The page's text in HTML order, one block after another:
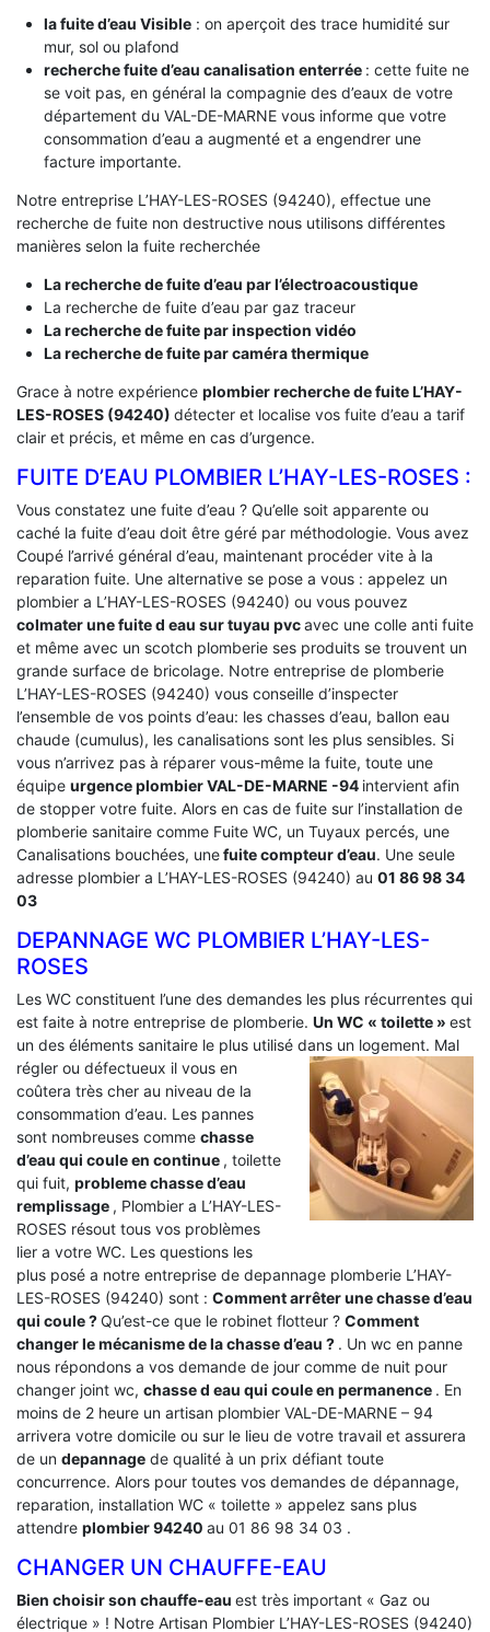
la fuite d’eau Visible: on aperçoit des trace humidité sur
mur, sol ou plafond
recherche fuite d’eau canalisation enterrée : cette fuite ne
se voit pas, en général la compagnie des d’eaux de votre
département du VAL-DE-MARNE vous informe que votre
consommation d’eau a augmenté et a engendrer une
facture importante.
Notre entreprise L’HAY-LES-ROSES (94240), effectue une
recherche de fuite non destructive nous utilisons différentes
manières selon la fuite recherchée
La recherche de fuite d’eau par l’électroacoustique
La recherche de fuite d’eau par gaz traceur
La recherche de fuite par inspection vidéo
La recherche de fuite par caméra thermique
Grace à notre expérience plombier recherche de fuite L’HAY-
LES-ROSES (94240) détecter et localise vos fuite d’eau a tarif
clair et précis, et même en cas d’urgence.
FUITE D’EAU PLOMBIER L’HAY-LES-ROSES :
Vous constatez une fuite d’eau ? Qu’elle soit apparente ou
caché la fuite d’eau doit être géré par méthodologie. Vous avez
Coupé l’arrivé général d’eau, maintenant procéder vite à la
reparation fuite. Une alternative se pose a vous : appelez un
plombier a L’HAY-LES-ROSES (94240) ou vous pouvez
colmater une fuite d eau sur tuyau pvcavec une colle anti fuite
et même avec un scotch plomberie ses produits se trouvent un
grande surface de bricolage. Notre entreprise de plomberie
L’HAY-LES-ROSES (94240) vous conseille d’inspecter
l’ensemble de vos points d’eau: les chasses d’eau, ballon eau
chaude (cumulus), les canalisations sont les plus sensibles. Si
vous n’arrivez pas à réparer vous-même la fuite, toute une
équipe urgence plombier VAL-DE-MARNE -94 intervient afin
de stopper votre fuite. Alors en cas de fuite sur l’installation de
plomberie sanitaire comme Fuite WC, un Tuyaux percés, une
Canalisations bouchées, unefuite compteur d’eau. Une seule
adresse plombier a L’HAY-LES-ROSES (94240) au 01 86 98 34
03
DEPANNAGE WC PLOMBIER L’HAY-LES-
ROSES
Les WC constituent l’une des demandes les plus récurrentes qui
est faite à notre entreprise de plomberie. Un WC « toilette » est
un des éléments sanitaire le plus utilisé dans un logement. Mal
régler ou défectueux il vous en
coûtera très cher au niveau de la
consommation d’eau. Les pannes
sont nombreuses comme chasse
d’eau qui coule en continue , toilette
qui fuit, probleme chasse d’eau
remplissage , Plombier a L’HAY-LES-
ROSES résout tous vos problèmes
lier a votre WC. Les questions les
plus posé a notre entreprise de depannage plomberie L’HAY-
LES-ROSES (94240) sont : Comment arrêter une chasse d’eau
qui coule ?Qu’est-ce que le robinet flotteur ? Comment
changer le mécanisme de la chasse d’eau ? . Un wc en panne
nous répondons a vos demande de jour comme de nuit pour
changer joint wc, chasse d eau qui coule en permanence . En
moins de 2 heure un artisan plombier VAL-DE-MARNE – 94
arrivera votre domicile ou sur le lieu de votre travail et assurera
de un depannage de qualité à un prix défiant toute
concurrence. Alors pour toutes vos demandes de dépannage,
reparation, installation WC « toilette » appelez sans plus
attendre plombier 94240 au 01 86 98 34 03 .
CHANGER UN CHAUFFE-EAU
Bien choisir son chauffe-eau est très important « Gaz ou
électrique » ! Notre Artisan Plombier L’HAY-LES-ROSES (94240)